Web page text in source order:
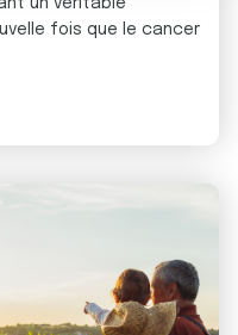
médias sociaux, de
combiner celles-ci
leur avez fournies
utilisation de leurs
un véritable
fois que le cancer